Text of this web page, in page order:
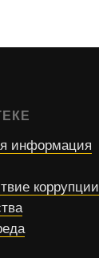
информация
коррупции